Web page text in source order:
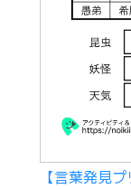
【言葉発見